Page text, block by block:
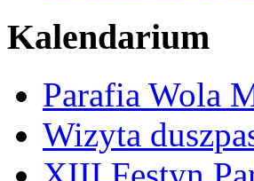
Kalendarium
Parafia Wola
Wizyta